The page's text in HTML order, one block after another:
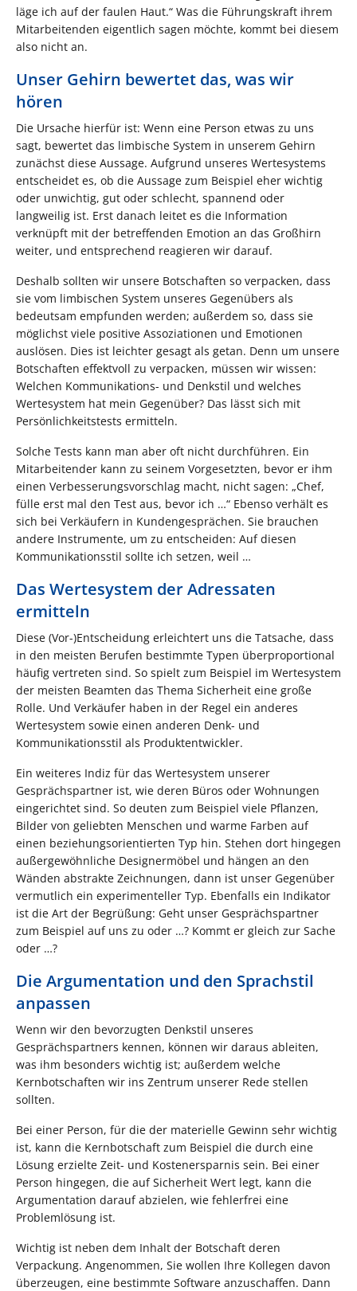
läge ich auf der faulen Haut.“ Was die Führungskraft ihrem
Mitarbeitenden eigentlich sagen möchte, kommt bei diesem
also nicht an.
Unser Gehirn bewertet das, was wir
hören
Die Ursache hierfür ist: Wenn eine Person etwas zu uns
sagt, bewertet das limbische System in unserem Gehirn
zunächst diese Aussage. Aufgrund unseres Wertesystems
entscheidet es, ob die Aussage zum Beispiel eher wichtig
oder unwichtig, gut oder schlecht, spannend oder
langweilig ist. Erst danach leitet es die Information
verknüpft mit der betreffenden Emotion an das Großhirn
weiter, und entsprechend reagieren wir darauf.
Deshalb sollten wir unsere Botschaften so verpacken, dass
sie vom limbischen System unseres Gegenübers als
bedeutsam empfunden werden; außerdem so, dass sie
möglichst viele positive Assoziationen und Emotionen
auslösen. Dies ist leichter gesagt als getan. Denn um unsere
Botschaften effektvoll zu verpacken, müssen wir wissen:
Welchen Kommunikations- und Denkstil und welches
Wertesystem hat mein Gegenüber? Das lässt sich mit
Persönlichkeitstests ermitteln.
Solche Tests kann man aber oft nicht durchführen. Ein
Mitarbeitender kann zu seinem Vorgesetzten, bevor er ihm
einen Verbesserungsvorschlag macht, nicht sagen: „Chef,
fülle erst mal den Test aus, bevor ich …“ Ebenso verhält es
sich bei Verkäufern in Kundengesprächen. Sie brauchen
andere Instrumente, um zu entscheiden: Auf diesen
Kommunikationsstil sollte ich setzen, weil …
Das Wertesystem der Adressaten
ermitteln
Diese (Vor-)Entscheidung erleichtert uns die Tatsache, dass
in den meisten Berufen bestimmte Typen überproportional
häufig vertreten sind. So spielt zum Beispiel im Wertesystem
der meisten Beamten das Thema Sicherheit eine große
Rolle. Und Verkäufer haben in der Regel ein anderes
Wertesystem sowie einen anderen Denk- und
Kommunikationsstil als Produktentwickler.
Ein weiteres Indiz für das Wertesystem unserer
Gesprächspartner ist, wie deren Büros oder Wohnungen
eingerichtet sind. So deuten zum Beispiel viele Pflanzen,
Bilder von geliebten Menschen und warme Farben auf
einen beziehungsorientierten Typ hin. Stehen dort hingegen
außergewöhnliche Designermöbel und hängen an den
Wänden abstrakte Zeichnungen, dann ist unser Gegenüber
vermutlich ein experimenteller Typ. Ebenfalls ein Indikator
ist die Art der Begrüßung: Geht unser Gesprächspartner
zum Beispiel auf uns zu oder …? Kommt er gleich zur Sache
oder …?
Die Argumentation und den Sprachstil
anpassen
Wenn wir den bevorzugten Denkstil unseres
Gesprächspartners kennen, können wir daraus ableiten,
was ihm besonders wichtig ist; außerdem welche
Kernbotschaften wir ins Zentrum unserer Rede stellen
sollten.
Bei einer Person, für die der materielle Gewinn sehr wichtig
ist, kann die Kernbotschaft zum Beispiel die durch eine
Lösung erzielte Zeit- und Kostenersparnis sein. Bei einer
Person hingegen, die auf Sicherheit Wert legt, kann die
Argumentation darauf abzielen, wie fehlerfrei eine
Problemlösung ist.
Wichtig ist neben dem Inhalt der Botschaft deren
Verpackung. Angenommen, Sie wollen Ihre Kollegen davon
überzeugen, eine bestimmte Software anzuschaffen. Dann